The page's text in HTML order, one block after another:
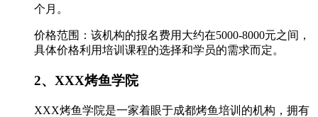
个月。
价格范围：该机构的报名费用大约在5000-8000元之间，
具体价格利用培训课程的选择和学员的需求而定。
2、XXX烤鱼学院
XXX烤鱼学院是一家着眼于成都烤鱼培训的机构，拥有